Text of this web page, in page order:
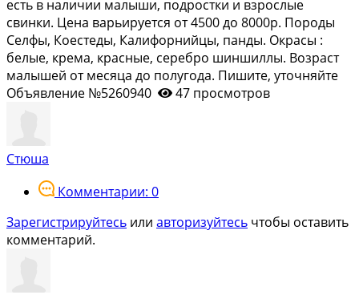
есть в наличии малыши, подростки и взрослые
свинки. Цена варьируется от 4500 до 8000р. Породы
Селфы, Коестеды, Калифорнийцы, панды. Окрасы :
белые, крема, красные, серебро шиншиллы. Возраст
малышей от месяца до полугода. Пишите, уточняйте
Объявление №5260940
47 просмотров
Стюша
Комментарии: 0
Зарегистрируйтесь или авторизуйтесь чтобы оставить
комментарий.